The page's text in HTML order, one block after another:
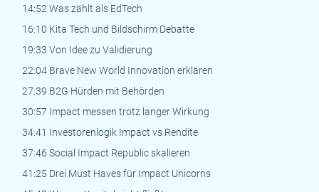
14:52 Was zählt als EdTech
16:10 Kita Tech und Bildschirm Debatte
19:33 Von Idee zu Validierung
22:04 Brave New World Innovation erklären
27:39 B2G Hürden mit Behörden
30:57 Impact messen trotz langer Wirkung
34:41 Investorenlogik Impact vs Rendite
37:46 Social Impact Republic skalieren
41:25 Drei Must Haves für Impact Unicorns